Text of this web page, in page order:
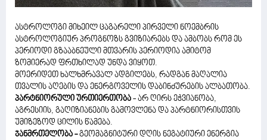
ასტროლოგი მიხეილ ცაგარელი პირველი ნოემბრის
ასტროლოგიურ პროგნოზს გვიზიარებს და ამბობს რომ ეს
პერიოდი გზააბნეული მთვარის პერიოდია ამიტომ
ზომიერად ფრთხილად უნდა ვიყოთ.
მოერიდეთ ხალხმრავალ ადგილებს, რადგან მაღალია
თვალის აღების და ენერგოველის დაბინძურების ალბათობა.
პარტნიორული ურთიერთობა - არ ღირს ეჭვიანობა,
აგრესიის, გაღიზიანების გამოვლენა და პარტნიორისთვის
უმიზეზოდ ცილის წამება.
ჯანმრთელობა -გეომაგნიტური დღის ნეგატიური ენერგია